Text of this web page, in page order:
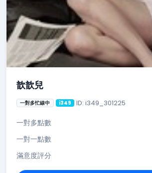
歆歆兒
一對多忙線中 i349 ID: i349_301225
一對多點數
一對一點數
滿意度評分